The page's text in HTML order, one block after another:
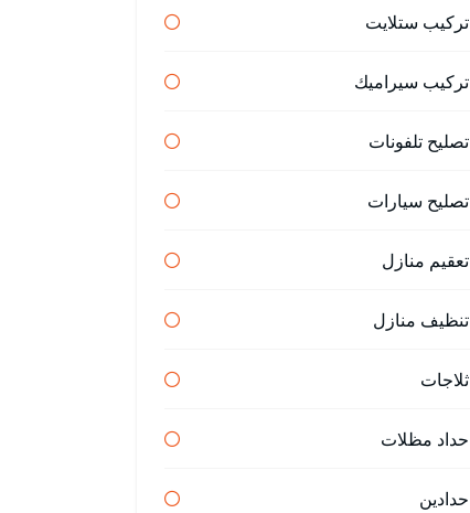
تركيب ستلايت
تركيب سيراميك
تصليح تلفونات
تصليح سيارات
تعقيم منازل
تنظيف منازل
ثلاجات
حداد مظلات
حدادين